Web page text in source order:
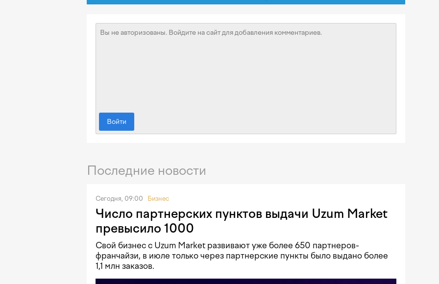
Войти
Последние новости
Сегодня, 09:00 Бизнес
Число партнерских пунктов выдачи Uzum Market
превысило 1000
Свой бизнес с Uzum Market развивают уже более 650 партнеров-
франчайзи, в июле только через партнерские пункты было выдано более
1,1 млн заказов.